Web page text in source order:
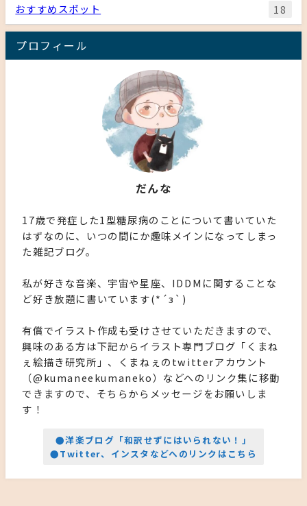
おすすめスポット 18
プロフィール
だんな
17歳で発症した1型糖尿病のことについて書いていた
はずなのに、いつの間にか趣味メインになってしまっ
た雑記ブログ。
私が好きな音楽、宇宙や星座、IDDMに関することな
ど好き放題に書いています(*´з`)
有償でイラスト作成も受けさせていただきますので、
興味のある方は下記からイラスト専門ブログ「くまね
ぇ絵描き研究所」、くまねぇのtwitterアカウント
（@kumaneekumaneko）などへのリンク集に移動
できますので、そちらからメッセージをお願いしま
す！
●洋楽ブログ「和訳せずにはいられない！」
●Twitter、インスタなどへのリンクはこちら